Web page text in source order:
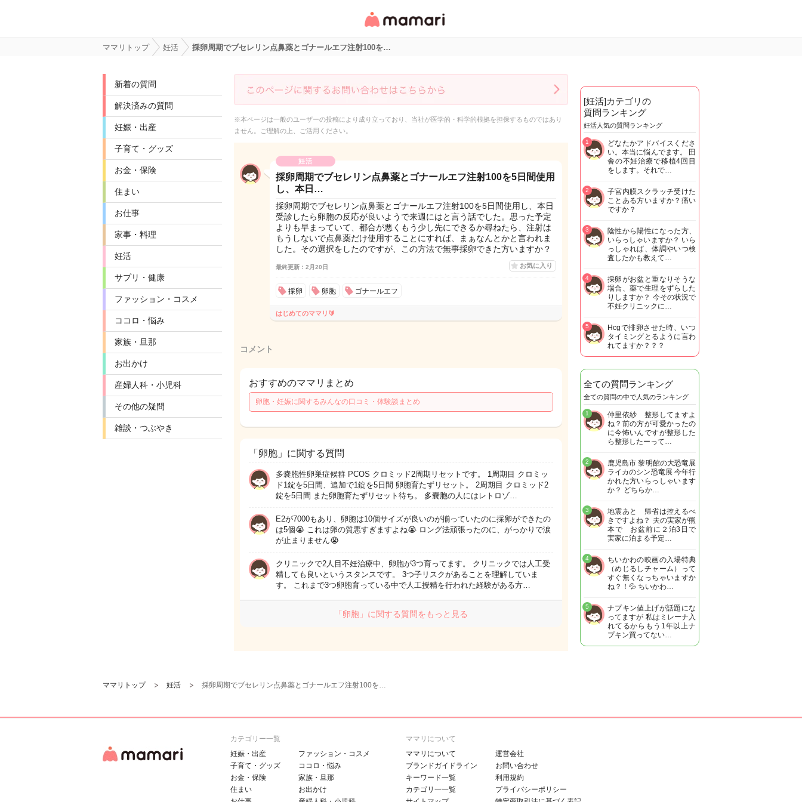
リ・情報サイト
ママリトップ 妊活 採卵周期でブセレリン点鼻薬とゴナールエフ注射100を…
新着の質問
解決済みの質問
妊娠・出産
子育て・グッズ
お金・保険
住まい
お仕事
家事・料理
妊活
サプリ・健康
ファッション・コスメ
ココロ・悩み
家族・旦那
お出かけ
産婦人科・小児科
その他の疑問
雑談・つぶやき
※本ページは一般のユーザーの投稿により成り立っており、当社が医学的・科学的根拠を担保するものではあり
ません。ご理解の上、ご活用ください。
妊活
採卵周期でブセレリン点鼻薬とゴナールエフ注射100を5日間使用
し、本日…
採卵周期でブセレリン点鼻薬とゴナールエフ注射100を5日間使用し、本日
受診したら卵胞の反応が良いようで来週にはと言う話でした。思った予定
よりも早まっていて、都合が悪くもう少し先にできるか尋ねたら、注射は
もうしないで点鼻薬だけ使用することにすれば、まぁなんとかと言われま
した。その選択をしたのですが、この方法で無事採卵できた方いますか？
最終更新：2月20日 お気に入り
採卵 卵胞 ゴナールエフ
はじめてのママリ🔰
コメント
おすすめのママリまとめ
卵胞・妊娠に関するみんなの口コミ・体験談まとめ
「卵胞」に関する質問
多嚢胞性卵巣症候群 PCOS クロミッド2周期リセットです。 1周期目 クロミッ
ド1錠を5日間、追加で1錠を5日間 卵胞育たずリセット。 2周期目 クロミッド2
錠を5日間 また卵胞育たずリセット待ち。 多嚢胞の人にはレトロゾ…
E2が7000もあり、卵胞は10個サイズが良いのが揃っていたのに採卵ができたの
は5個😭 これは卵の質悪すぎますよね😭 ロング法頑張ったのに、がっかりで涙
が止まりません😭
クリニックで2人目不妊治療中、卵胞が3つ育ってます。 クリニックでは人工受
精しても良いというスタンスです。 3つ子リスクがあることを理解していま
す。 これまで3つ卵胞育っている中で人工授精を行われた経験がある方…
「卵胞」に関する質問をもっと見る
[妊活]カテゴリの
質問ランキング
妊活人気の質問ランキング
どなたかアドバイスくださ
い。本当に悩んでます。 田
舎の不妊治療で移植4回目
をします。それで…
1
子宮内膜スクラッチ受けた
ことある方いますか？痛い
ですか？
2
陰性から陽性になった方、
いらっしゃいますか？ いら
っしゃれば、体調やいつ検
査したかも教えて…
3
採卵がお盆と重なりそうな
場合、薬で生理をずらした
りしますか？ 今その状況で
不妊クリニックに…
4
Hcgで排卵させた時、いつ
タイミングとるように言わ
れてますか？？？
5
全ての質問ランキング
全ての質問の中で人気のランキング
仲里依紗 整形してますよ
ね？前の方が可愛かったの
に今怖いんですが整形した
ら整形したーって…
1
鹿児島市 黎明館の大恐竜展
ライカのシン恐竜展 今年行
かれた方いらっしゃいます
か？ どちらか…
2
地震あと 帰省は控えるべ
きですよね？ 夫の実家が熊
本で お盆前に２泊3日で
実家に泊まる予定…
3
ちいかわの映画の入場特典
（めじるしチャーム）って
すぐ無くなっちゃいますか
ね？！💦 ちいかわ…
4
ナプキン値上げが話題にな
ってますが 私はミレーナ入
れてるからもう1年以上ナ
プキン買ってない…
5
ママリトップ 妊活 採卵周期でブセレリン点鼻薬とゴナールエフ注射100を…
カテゴリー一覧
妊娠・出産
子育て・グッズ
お金・保険
住まい
ファッション・コスメ
ココロ・悩み
家族・旦那
お出かけ
ママリについて
ママリについて
ブランドガイドライン
キーワード一覧
カテゴリ一一覧
運営会社
お問い合わせ
利用規約
プライバシーポリシー